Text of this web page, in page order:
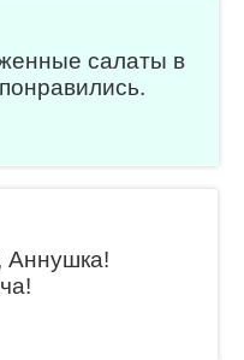
салаты в
Аннушка!